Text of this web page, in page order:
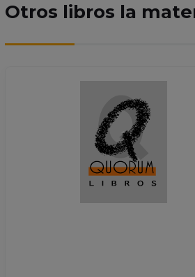
Otros libros la